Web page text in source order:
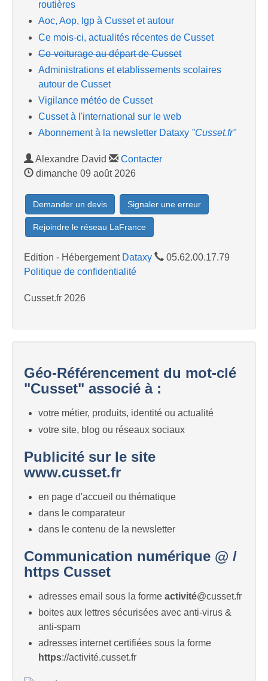
routières
Aoc, Aop, Igp à Cusset et autour
Ce mois-ci, actualités récentes de Cusset
Co-voiturage au départ de Cusset
Administrations et etablissements scolaires
autour de Cusset
Vigilance météo de Cusset
Cusset à l'international sur le web
Abonnement à la newsletter Dataxy "Cusset.fr"
Alexandre David
Contacter
dimanche 09 août 2026
Demander un devis Signaler une erreur
Rejoindre le réseau LaFrance
Edition - Hébergement Dataxy
05.62.00.17.79
Politique de confidentialité
Cusset.fr 2026
Géo-Référencement du mot-clé
"Cusset" associé à :
votre métier, produits, identité ou actualité
votre site, blog ou réseaux sociaux
Publicité sur le site
www.cusset.fr
en page d'accueil ou thématique
dans le comparateur
dans le contenu de la newsletter
Communication numérique @ /
https Cusset
adresses email sous la forme activité@cusset.fr
boites aux lettres sécurisées avec anti-virus &
anti-spam
adresses internet certifiées sous la forme
https://activité.cusset.fr